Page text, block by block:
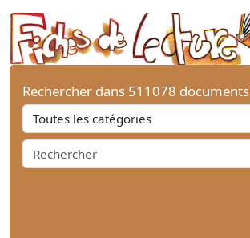
Rechercher dans 511078 documents